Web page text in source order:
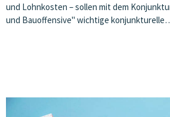
und Lohnkosten – sollen mit dem
und Bauoffensive" wichtige